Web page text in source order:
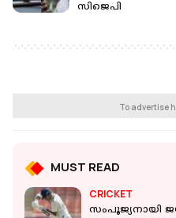
സിജെപി
To advertise
MUST READ
CRICKET
സംപൂജ്യനായി